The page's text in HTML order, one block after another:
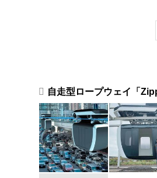
自走型ロープウェイ「